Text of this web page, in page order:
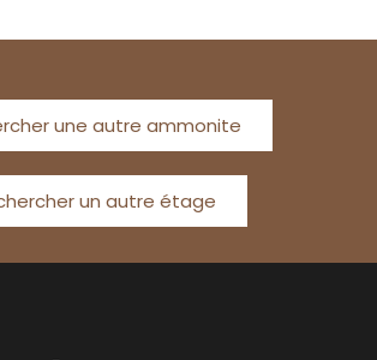
une autre ammonite
un autre étage